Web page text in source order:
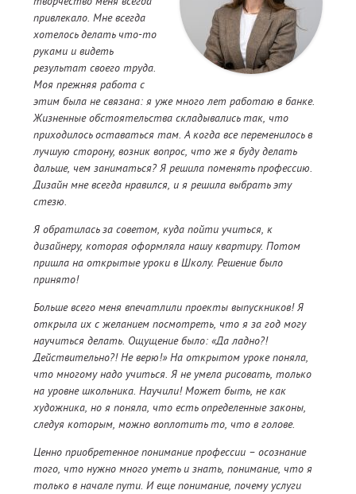
привлекало. Мне всегда
хотелось делать что-то
руками и видеть
результат своего труда.
Моя прежняя работа с
этим была не связана: я уже много лет работаю в банке.
Жизненные обстоятельства складывались так, что
приходилось оставаться там. А когда все переменилось в
лучшую сторону, возник вопрос, что же я буду делать
дальше, чем заниматься? Я решила поменять профессию.
Дизайн мне всегда нравился, и я решила выбрать эту
стезю.
Я обратилась за советом, куда пойти учиться, к
дизайнеру, которая оформляла нашу квартиру. Потом
пришла на открытые уроки в Школу. Решение было
принято!
Больше всего меня впечатлили проекты выпускников! Я
открыла их с желанием посмотреть, что я за год могу
научиться делать. Ощущение было: «Да ладно?!
Действительно?! Не верю!» На открытом уроке поняла,
что многому надо учиться. Я не умела рисовать, только
на уровне школьника. Научили! Может быть, не как
художника, но я поняла, что есть определенные законы,
следуя которым, можно воплотить то, что в голове.
Ценно приобретенное понимание профессии – осознание
того, что нужно много уметь и знать, понимание, что я
только в начале пути. И еще понимание, почему услуги